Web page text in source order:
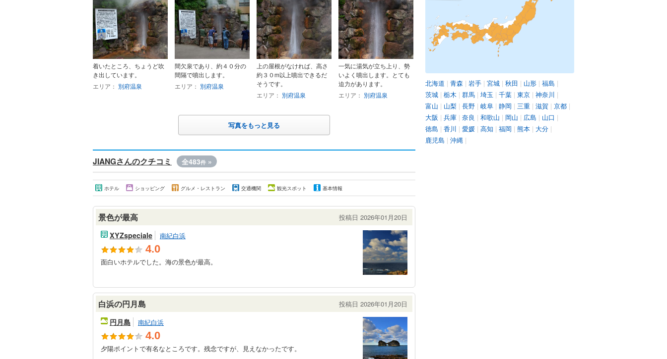
着いたところ、ちょうど吹
き出しています。
エリア： 別府温泉
間欠泉であり、約４０分の
間隔で噴出します。
エリア： 別府温泉
上の屋根がなければ、高さ
約３０m以上噴出できるだ
そうです。
エリア： 別府温泉
一気に湯気が立ち上り、勢
いよく噴出します。とても
迫力があります。
エリア： 別府温泉
写真をもっと見る
JIANGさんのクチコミ 全483件 »
ホテル ショッピング グルメ・レストラン 交通機関 観光スポット 基本情報
景色が最高 投稿日 2026年01月20日
XYZspeciale 南紀白浜
4.0
面白いホテルでした。海の景色が最高。
白浜の円月島 投稿日 2026年01月20日
円月島 南紀白浜
4.0
夕陽ポイントで有名なところです。残念ですが、見えなかったです。
北海道 | 青森 | 岩手 | 宮城 | 秋田 | 山形 | 福島 |
茨城 | 栃木 | 群馬 | 埼玉 | 千葉 | 東京 | 神奈川 |
富山 | 山梨 | 長野 | 岐阜 | 静岡 | 三重 | 滋賀 | 京都 |
大阪 | 兵庫 | 奈良 | 和歌山 | 岡山 | 広島 | 山口 |
徳島 | 香川 | 愛媛 | 高知 | 福岡 | 熊本 | 大分 |
鹿児島 | 沖縄 |